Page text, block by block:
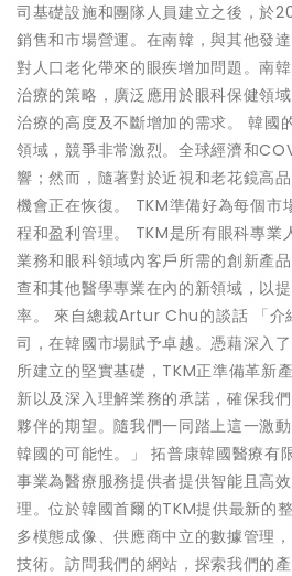
司基礎設施和團隊人員建立之後，於
銷售和市場營運。在南韓，與其他發
對人口老化帶來的眼疾增加問題。南
治療的策略，廣泛應用於眼科保健領
治療的高度及不斷增加的需求。 韓國
領域，競爭非常激烈。全球經濟和
響；然而，隨著對於近視和老花鏡高
機會正在恢復。 TKM準備好為每個市
程和盈利管理。 TKM是所有眼科專業
業務和眼科領域內客戶所需的創新產
查和其他醫學專業在內的新領域，以
率。 來自總裁Artur Chu的談話 「介
司，在韓國市場賦予卓越。憑藉深入
所建立的堅實基礎，TKM正準備革新
新以及深入理解業務的承諾，確保我
夥伴的期望。隨我們一同踏上這一激
韓國的可能性。」 拓普康韓國醫療
事業為醫療服務提供者提供智能且高
理。位於韓國首爾的TKM提供最新的
多模態成像、供應商中立的數據管理
技術。訪問我們的網站，探索我們的